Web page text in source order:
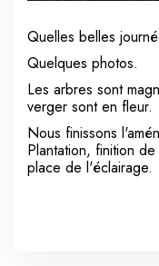
Quelles belles
Quelques photos.
Les arbres sont
verger sont en fleur.
Nous finissons
Plantation, finition
place de l'éclairage.